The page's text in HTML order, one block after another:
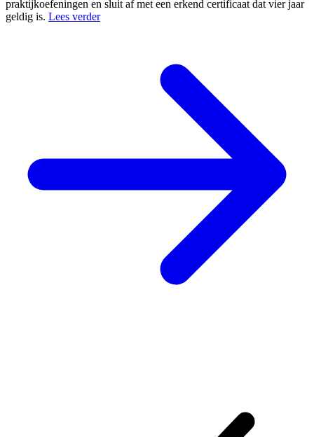
praktijkoefeningen en sluit af met een erkend certificaat dat vier jaar
geldig is. Lees verder